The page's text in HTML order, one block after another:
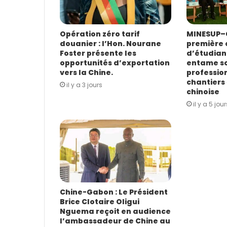
s
e
E
m
a
i
l
Opération zéro tarif
douanier : l’Hon. Nourane
Foster présente les
opportunités d’exportation
vers la Chine.
il y a 3 jours
première
entame
chantiers
chinoise
il y a 5
Chine-Gabon : Le Président
Brice Clotaire Oligui
Nguema reçoit en audience
l’ambassadeur de Chine au